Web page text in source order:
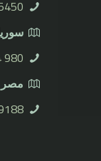
980⁩
مصر